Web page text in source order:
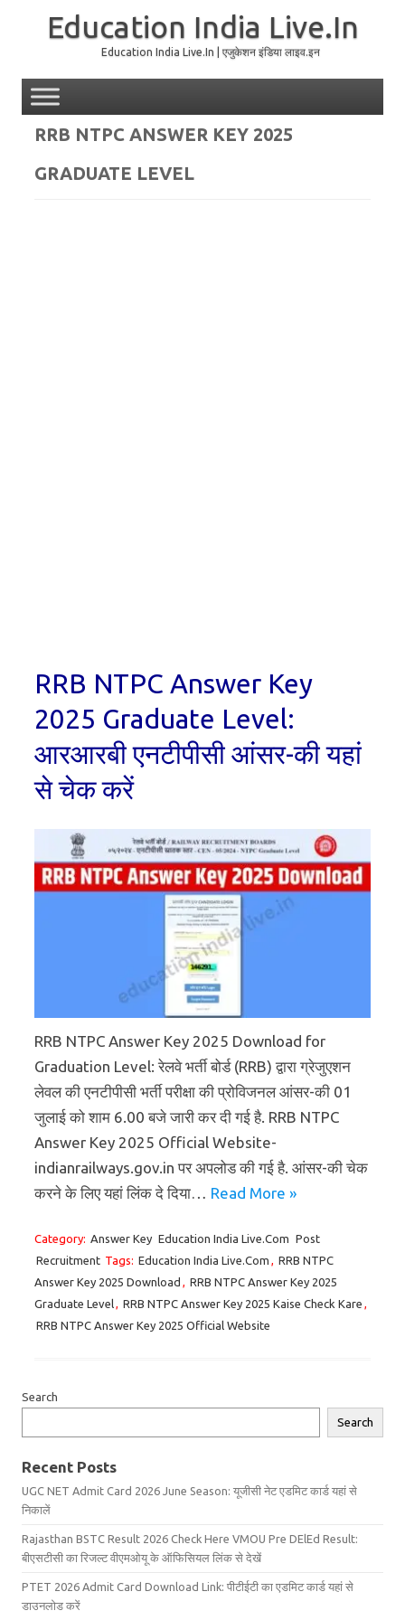
Education India Live.In
Education India Live.In | एजुकेशन इंडिया लाइव.इन
RRB NTPC ANSWER KEY 2025
GRADUATE LEVEL
RRB NTPC Answer Key
2025 Graduate Level:
आरआरबी एनटीपीसी आंसर-की यहां
से चेक करें
RRB NTPC Answer Key 2025 Download for
Graduation Level: रेलवे भर्ती बोर्ड (RRB) द्वारा ग्रेजुएशन
लेवल की एनटीपीसी भर्ती परीक्षा की प्रोविजनल आंसर-की 01
जुलाई को शाम 6.00 बजे जारी कर दी गई है. RRB NTPC
Answer Key 2025 Official Website-
indianrailways.gov.in पर अपलोड की गई है. आंसर-की चेक
करने के लिए यहां लिंक दे दिया… Read More »
Category: Answer Key Education India Live.Com Post
Recruitment Tags: Education India Live.Com , RRB NTPC
Answer Key 2025 Download , RRB NTPC Answer Key 2025
Graduate Level, RRB NTPC Answer Key 2025 Kaise Check Kare ,
RRB NTPC Answer Key 2025 Official Website
Search
Search
Recent Posts
UGC NET Admit Card 2026 June Season: यूजीसी नेट एडमिट कार्ड यहां से
निकालें
Rajasthan BSTC Result 2026 Check Here VMOU Pre DElEd Result:
बीएसटीसी का रिजल्ट वीएमओयू के ऑफिसियल लिंक से देखें
PTET 2026 Admit Card Download Link: पीटीईटी का एडमिट कार्ड यहां से
डाउनलोड करें